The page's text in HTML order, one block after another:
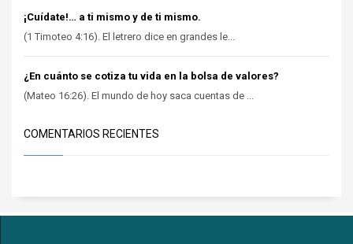
¡Cuídate!… a ti mismo y de ti mismo.
(1 Timoteo 4:16). El letrero dice en grandes le...
¿En cuánto se cotiza tu vida en la bolsa de valores?
(Mateo 16:26). El mundo de hoy saca cuentas de ...
COMENTARIOS RECIENTES